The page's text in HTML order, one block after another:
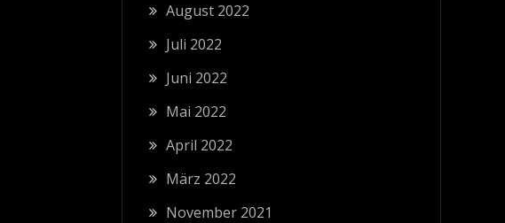
August 2022
Juli 2022
Juni 2022
Mai 2022
April 2022
März 2022
November 2021